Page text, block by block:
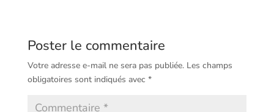
Poster le commentaire
Votre adresse e-mail ne sera pas publiée. Les champs
obligatoires sont indiqués avec *